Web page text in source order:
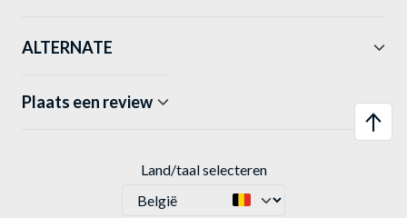
ALTERNATE
Plaats een review
Land/taal selecteren